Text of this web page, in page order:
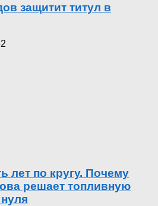
защитит титул в
лет по кругу. Почему
решает топливную